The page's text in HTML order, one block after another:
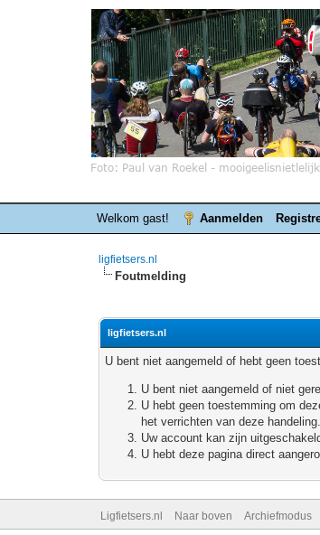
Welkom gast! Aanmelden
ligfietsers.nl
Foutmelding
ligfietsers.nl
U bent niet aangemeld of hebt geen
U bent niet aangemeld of niet
U hebt geen toestemming om
het verrichten van deze handeling.
Uw account kan zijn
U hebt deze pagina direct
Ligfietsers.nl Naar boven Archiefmodus